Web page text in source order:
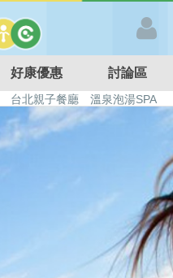
好康優惠 討論區
台北親子餐廳
溫泉泡湯SPA
日本親子景點